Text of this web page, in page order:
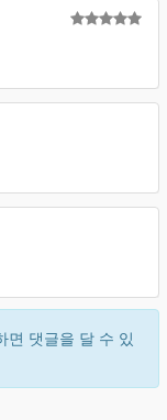
면 댓글을 달 수 있